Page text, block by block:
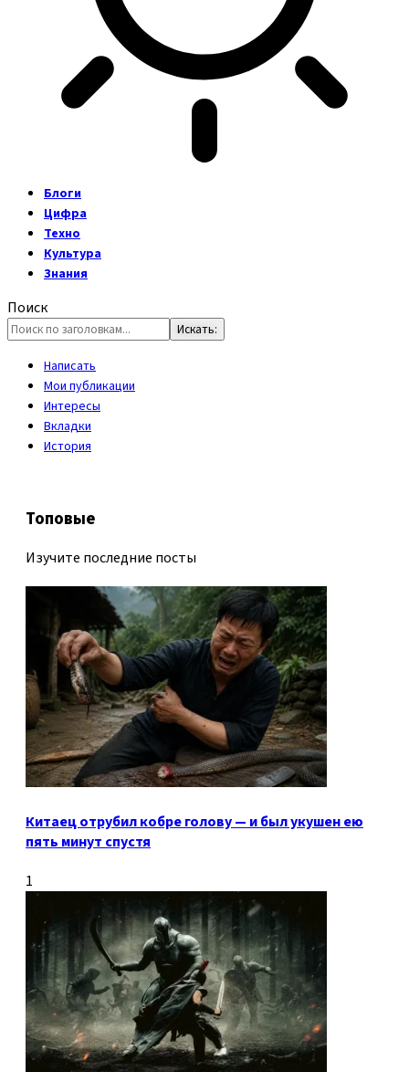
Блоги
Цифра
Техно
Культура
Знания
Поиск
Написать
Мои публикации
Интересы
Вкладки
История
Топовые
Изучите последние посты
Китаец отрубил кобре голову — и был укушен ею
пять минут спустя
1